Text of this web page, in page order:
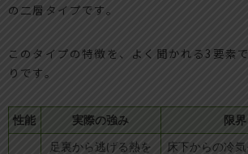
の二層タイプです。
このタイプの特徴を、よく聞かれる3要素
りです。
性能 実際の強み 限
足裏から逃げる熱を
床下からの冷